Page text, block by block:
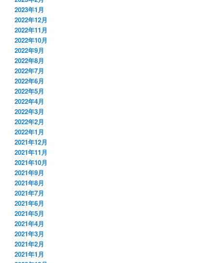
2023年1月
2022年12月
2022年11月
2022年10月
2022年9月
2022年8月
2022年7月
2022年6月
2022年5月
2022年4月
2022年3月
2022年2月
2022年1月
2021年12月
2021年11月
2021年10月
2021年9月
2021年8月
2021年7月
2021年6月
2021年5月
2021年4月
2021年3月
2021年2月
2021年1月